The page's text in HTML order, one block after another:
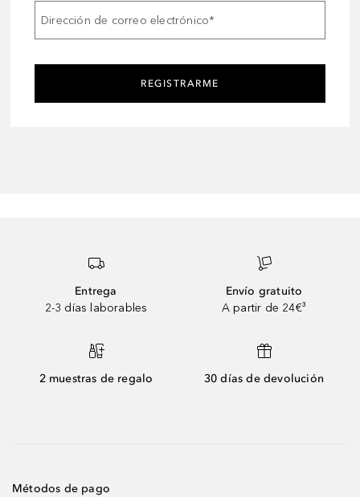
Dirección de correo electrónico*
REGISTRARME
Entrega
2-3 días laborables
Envío gratuito
A partir de 24€³
2 muestras de regalo 30 días de devolución
Métodos de pago